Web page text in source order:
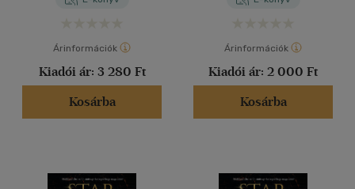
Árinformációk
Kiadói ár: 3 280 Ft
Kosárba
Árinformációk
Kiadói ár: 2 000 Ft
Kosárba